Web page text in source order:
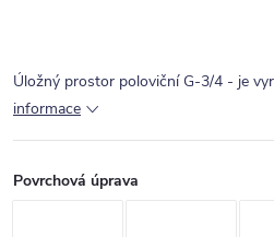
Úložný prostor poloviční G-3/4 - je
informace
Povrchová úprava